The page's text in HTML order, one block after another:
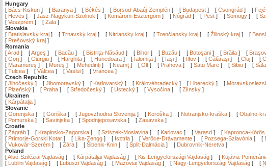
Hungary
[ Bács-Kiskun ] [ Baranya ] [ Békés ] [ Borsod-Abaúj-Zemplén ] [ Budapest ] [ Csongrád ] [
[ Heves ] [ Jász-Nagykun-Szolnok ] [ Komárom-Esztergom ] [ Nógrád ] [ Pest ] [ Somogy ] [
[ Veszprém ] [ Zala ]
Slovakia
[ Bratislavský kraj ] [ Trnavský kraj ] [ Nitriansky kraj ] [ Trenčiansky kraj ] [ Žilinský kraj ] [
[ Prešovský kraj ]
Romania
[Arad ] [Argeş ] [ Bacău ] [ Bistriţa-Năsăud ] [ Bihor ] [ Buzău ] [ Botoşani ] [ Brăila ] [
[ Gorj ] [ Giurgiu ] [ Harghita ] [ Hunedoara ] [ Ialomiţa ] [ Iaşi ] [ Ilfov ] [ Călăraşi ] [ Cluj ] [
[ Maramureş ] [ Mureş ] [ Mehedinţi ] [ Neamţ ] [ Olt ] [ Prahova ] [ Satu Mare ] [ Sibiu ] [
[ Tulcea ] [ Vâlcea ] [ Vaslui ] [ Vrancea ]
Czech Republic
[ Jihočeský ] [ Jihomoravský ] [ Karlovarský ] [ Královéhradecký ] [ Liberecký ] [
[ Plzeňský ] [ Praha ] [ Středočeský ] [ Ústecký ] [ Vysočina ] [ Zlínský ]
Ukrainen
[ Kárpátalja ]
Slovanie
[ Gorenjska ] [ Goriška ] [ Jugovzhodna Slovenija ] [ Koroška ] [ Notranjsko-kraška ] [ Obalno-
[ Pomurska ] [ Savinjska ] [ Spodnjeposavska ] [ Zasavska ]
Croatie
[ Zágráb ] [ Krapinsko-Zagorska ] [ Sziszek-Moslavina ] [ Karlovac ] [ Varasd ] [ Kapronca-Kőrös
[ Primorje-Gorski Kotar ] [ Lika-Zengg ] [ Isztria ] [ Verőce-Drávamente ] [ Pozsega-Szlavónia ] [
[ Vukovár-Szerém ] [ Zára ] [ Šibenik-Knin ] [ Split-Dalmácia ] [ Dubrovnik-Neretva ]
Poland
[Alsó-Sziléziai Vajdaság ] [ Kárpátaljai Vajdaság ] [ Kis-Lengyelországi Vajdaság ] [ Kujávia-
[ Lublini Vajdaság ] [ Lubuszi Vajdaság ] [ Mazóviai Vajdaság ] [ Nagy-Lengyelországi Vajdaság ] [